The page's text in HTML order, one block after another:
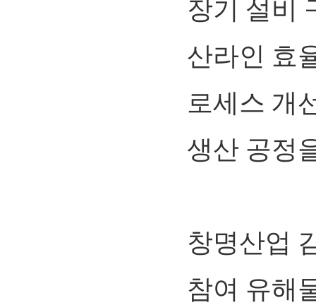
장기 설비
산라인 효
로세스 개
생산 공정
창명산업
참여 유해